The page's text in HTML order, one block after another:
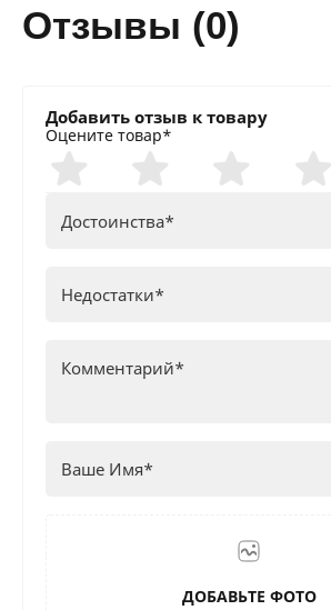
отзывы (0)
Добавить отзыв к товару
Оцените товар*
ДОБАВЬТЕ ФОТО